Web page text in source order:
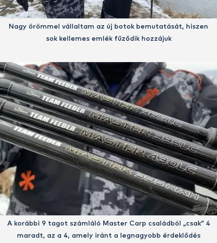
Nagy örömmel vállaltam az új botok bemutatását, hiszen
sok kellemes emlék fűződik hozzájuk
A korábbi 9 tagot számláló Master Carp családból „csak” 4
maradt, az a 4, amely iránt a legnagyobb érdeklődés